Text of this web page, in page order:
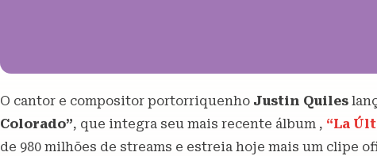
O cantor e compositor portorriquenho Justin Quiles
Colorado”, que integra seu mais recente álbum , “La
de 980 milhões de streams e estreia hoje mais um clipe